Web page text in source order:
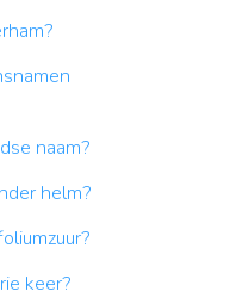
naam?
helm?
keer?